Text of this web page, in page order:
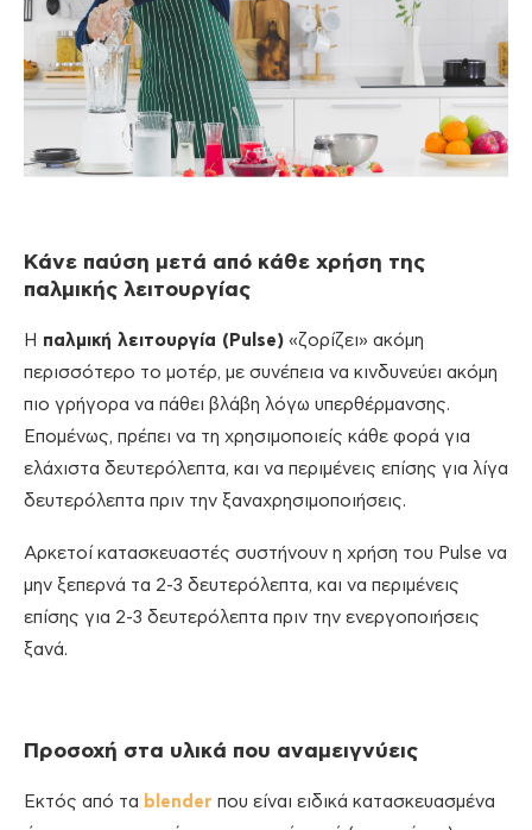
Κάνε παύση μετά από κάθε χρήση της
παλμικής λειτουργίας
Η παλμική λειτουργία (Pulse) «ζορίζει» ακόμη
περισσότερο το μοτέρ, με συνέπεια να κινδυνεύει ακόμη
πιο γρήγορα να πάθει βλάβη λόγω υπερθέρμανσης.
Επομένως, πρέπει να τη χρησιμοποιείς κάθε φορά για
ελάχιστα δευτερόλεπτα, και να περιμένεις επίσης για λίγα
δευτερόλεπτα πριν την ξαναχρησιμοποιήσεις.
Αρκετοί κατασκευαστές συστήνουν η χρήση του Pulse να
μην ξεπερνά τα 2-3 δευτερόλεπτα, και να περιμένεις
επίσης για 2-3 δευτερόλεπτα πριν την ενεργοποιήσεις
ξανά.
Προσοχή στα υλικά που αναμειγνύεις
Εκτός από τα blender που είναι ειδικά κατασκευασμένα